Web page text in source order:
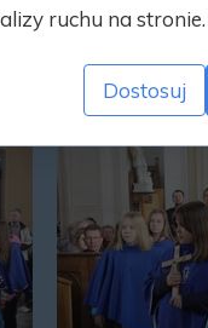
ruchu na stronie.
Dostosuj